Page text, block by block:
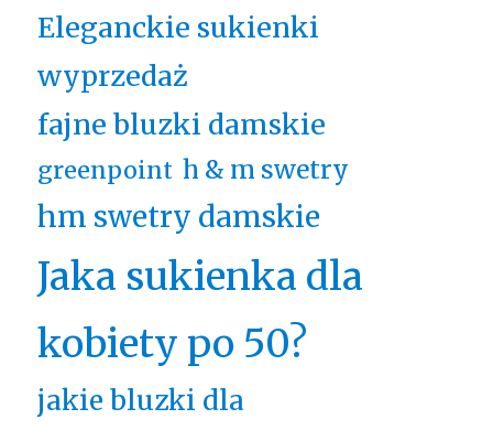
Eleganckie sukienki
wyprzedaż
fajne bluzki damskie
greenpoint h & m swetry
hm swetry damskie
Jaka sukienka dla
kobiety po 50?
jakie bluzki dla